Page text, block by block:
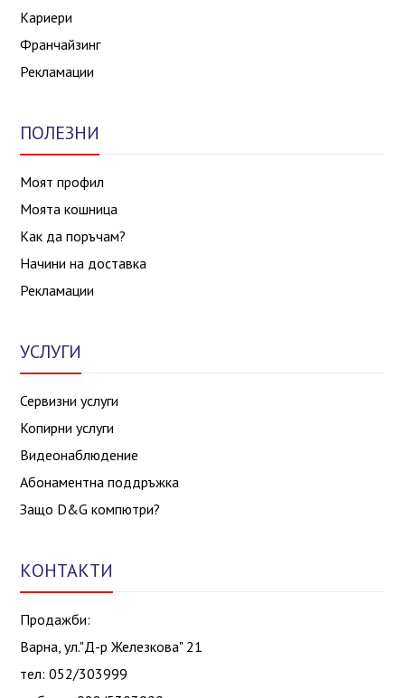
Кариери
Франчайзинг
Рекламации
ПОЛЕЗНИ
Моят профил
Моята кошница
Как да поръчам?
Начини на доставка
Рекламации
УСЛУГИ
Сервизни услуги
Копирни услуги
Видеонаблюдение
Абонаментна поддръжка
Защо D&G компютри?
КОНТАКТИ
Продажби:
Варна, ул."Д-р Железкова" 21
тел: 052/303999